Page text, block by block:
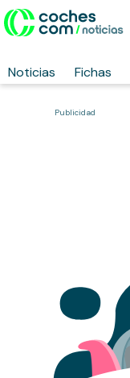
Noticias Fichas
Publicidad